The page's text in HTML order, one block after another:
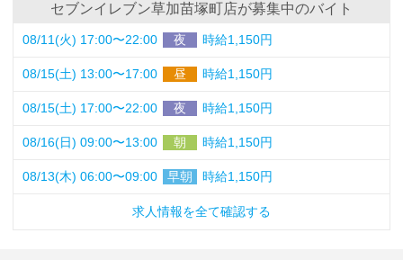
セブンイレブン草加苗塚町店が募集中のバイト
08/11(火) 17:00〜22:00 夜 時給1,150円
08/15(土) 13:00〜17:00 昼 時給1,150円
08/15(土) 17:00〜22:00 夜 時給1,150円
08/16(日) 09:00〜13:00 朝 時給1,150円
08/13(木) 06:00〜09:00 早朝 時給1,150円
求人情報を全て確認する